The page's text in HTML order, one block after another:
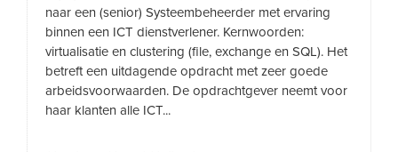
naar een (senior) Systeembeheerder met ervaring
binnen een ICT dienstverlener. Kernwoorden:
virtualisatie en clustering (file, exchange en SQL). Het
betreft een uitdagende opdracht met zeer goede
arbeidsvoorwaarden. De opdrachtgever neemt voor
haar klanten alle ICT...